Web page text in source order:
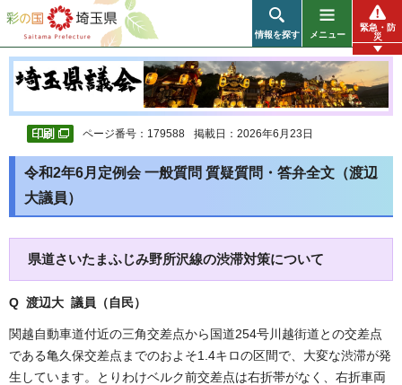
彩の国 埼玉県
情報を探す メニュー
緊急・防
災
ページ番号：179588 掲載日：2026年6月23日
令和2年6月定例会 一般質問 質疑質問・答弁全文（渡辺
大議員）
県道さいたまふじみ野所沢線の渋滞対策について
Q 渡辺大 議員（自民）
関越自動車道付近の三角交差点から国道254号川越街道との交差点
である亀久保交差点までのおよそ1.4キロの区間で、大変な渋滞が発
生しています。とりわけベルク前交差点は右折帯がなく、右折車両